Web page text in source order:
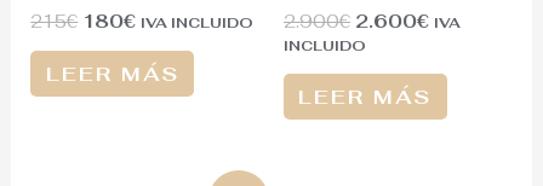
215€ 180€ IVA INCLUIDO
LEER MÁS
2.900€ 2.600€ IVA
INCLUIDO
LEER MÁS